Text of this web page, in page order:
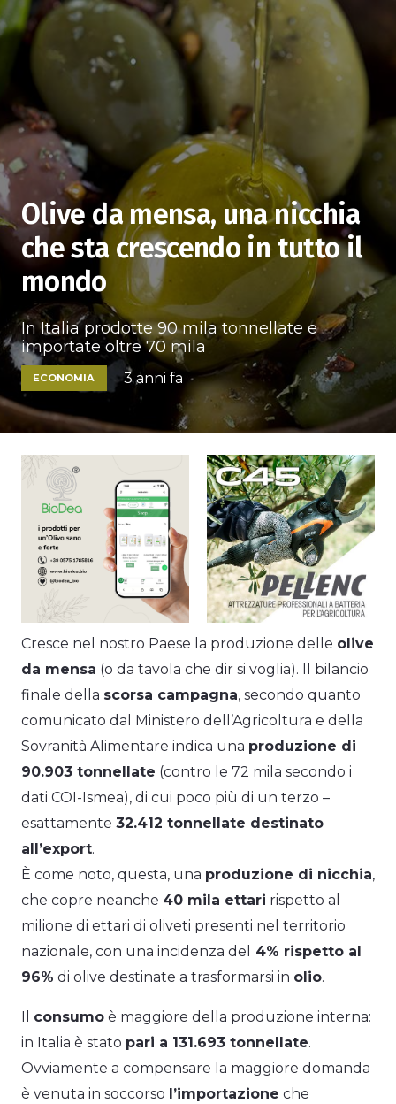
Olive da mensa, una nicchia
che sta crescendo in tutto il
mondo
In Italia prodotte 90 mila tonnellate e
importate oltre 70 mila
ECONOMIA 3 anni fa
Cresce nel nostro Paese la produzione delle olive
da mensa (o da tavola che dir si voglia). Il bilancio
finale della scorsa campagna, secondo quanto
comunicato dal Ministero dell’Agricoltura e della
Sovranità Alimentare indica una produzione di
90.903 tonnellate (contro le 72 mila secondo i
dati COI-Ismea), di cui poco più di un terzo –
esattamente 32.412 tonnellate destinato
all’export.
È come noto, questa, una produzione di nicchia,
che copre neanche 40 mila ettari rispetto al
milione di ettari di oliveti presenti nel territorio
nazionale, con una incidenza del
4% rispetto al
96% di olive destinate a trasformarsi in olio.
consumo è maggiore della produzione interna:
in Italia è stato pari a 131.693 tonnellate.
Ovviamente a compensare la maggiore domanda
è venuta in soccorso l’importazione che